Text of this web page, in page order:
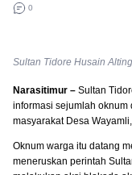
0
Sultan Tidore Husain
Narasitimur – Sultan
informasi sejumlah oknum
masyarakat Desa
Oknum warga itu datang
meneruskan perintah